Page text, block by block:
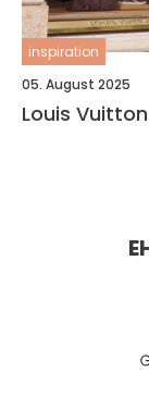
inspiration
05. August 2025
Louis